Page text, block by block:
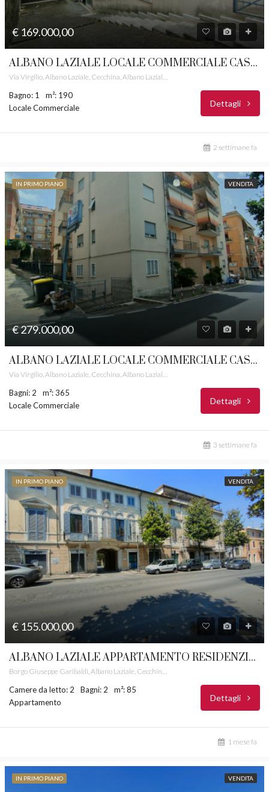
€ 169.000,00
ALBANO LAZIALE LOCALE COMMERCIALE CASTELLI ROMANI RIF. 60/D
Via Virgilio, Albano Laziale, Cecchina, Albano Laziale, Roma Capitale, Lazio, 00041, Italia
Bagno: 1
m²: 190
Locale Commerciale
Dettagli
2 settimane fa
IN PRIMO PIANO VENDITA
€ 279.000,00
ALBANO LAZIALE LOCALE COMMERCIALE CASTELLI ROMANI RIF. 60
Bagni: 2
m²: 365
Locale Commerciale
Dettagli
3 settimane fa
IN PRIMO PIANO VENDITA
€ 155.000,00
ALBANO LAZIALE APPARTAMENTO RESIDENZIALE CASTELLI ROMANI RIF. 37
Borgo Giuseppe Garibaldi, Albano Laziale, Cecchina, Albano Laziale, Roma Capitale, Lazio, 00041, Italia
Camere da letto: 2 Bagni: 2
m²: 85
Appartamento
Dettagli
1 mese fa
IN PRIMO PIANO VENDITA